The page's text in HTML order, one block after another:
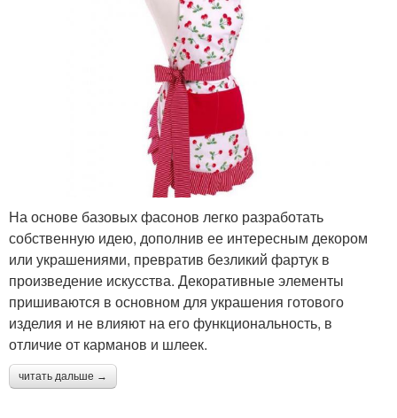
На основе базовых фасонов легко разработать
собственную идею, дополнив ее интересным декором
или украшениями, превратив безликий фартук в
произведение искусства. Декоративные элементы
пришиваются в основном для украшения готового
изделия и не влияют на его функциональность, в
отличие от карманов и шлеек.
читать дальше →